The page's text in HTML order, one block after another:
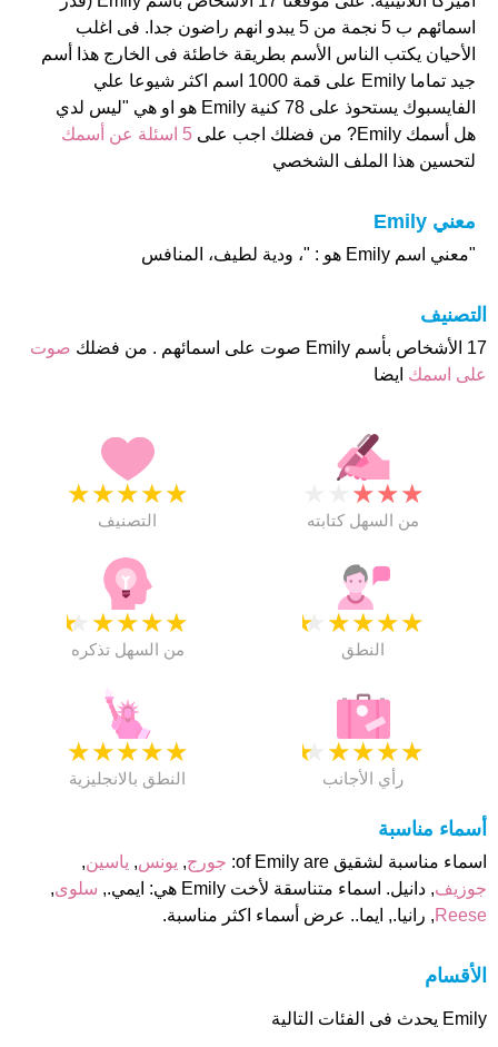
اسمائهم ب 5 نجمة من 5 يبدو انهم راضون جدا. فى اغلب
الأحيان يكتب الناس الأسم بطريقة خاطئة فى الخارج هذا أسم
جيد تماما Emily على قمة 1000 اسم اكثر شيوعا علي
الفايسبوك يستحوذ على 78 كنية Emily هو او هي "ليس لدي
هل أسمك Emily? من فضلك اجب على
5 اسئلة عن أسمك
لتحسين هذا الملف الشخصي
معني Emily
"معني اسم Emily هو : "، ودية لطيف، المنافس
التصنيف
17 الأشخاص بأسم Emily صوت على اسمائهم . من فضلك
صوت
على اسمك ايضا
★
★
★
★
★
التصنيف
★
★
★
من السهل كتابته
★
★
★
★
★
من السهل تذكره
★
★
★
★
★
النطق
★
★
★
★
★
النطق بالانجليزية
★
★
★
★
★
رأي الأجانب
أسماء مناسبة
اسماء مناسبة لشقيق of Emily are: جورج, يونس, ياسين,
جوزيف, دانيل. اسماء متناسقة لأخت Emily هي: ايمي., سلوى,
Reese, رانيا., ايما.. عرض أسماء اكثر مناسبة.
الأقسام
Emily يحدث فى الفئات التالية